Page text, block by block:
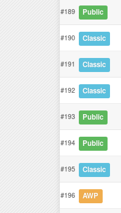
#189 Public
#190 Classic
#191 Classic
#192 Classic
#193 Public
#194 Public
#195 Classic
#196 AWP